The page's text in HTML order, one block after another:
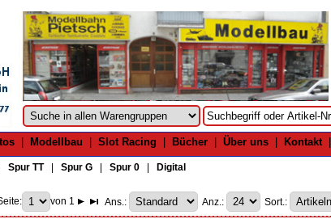
Modellbau Slot Racing Bücher Über uns Kontakt|
Spur TT| Spur G Spur 0 Digital
von 1 Ans.: Anz.: Sort.: